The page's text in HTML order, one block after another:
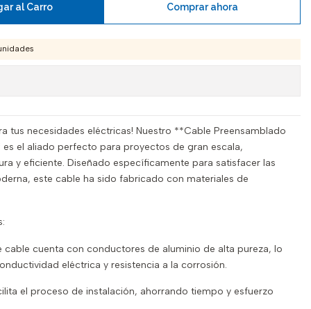
al Carro Comprar ahora
tus necesidades eléctricas! Nuestro **Cable Preensamblado
el aliado perfecto para proyectos de gran escala,
y eficiente. Diseñado específicamente para satisfacer las
este cable ha sido fabricado con materiales de
cuenta con conductores de aluminio de alta pureza, lo
eléctrica y resistencia a la corrosión.
el proceso de instalación, ahorrando tiempo y esfuerzo